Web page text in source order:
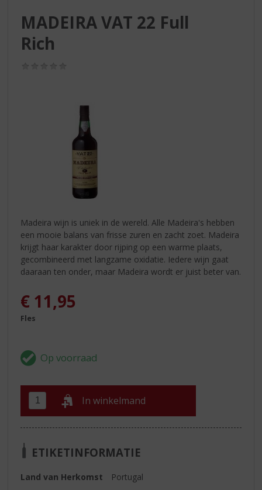
MADEIRA VAT 22 Full
Rich
Madeira wijn is uniek in de wereld. Alle Madeira's hebben
een mooie balans van frisse zuren en zacht zoet. Madeira
krijgt haar karakter door rijping op een warme plaats,
gecombineerd met langzame oxidatie. Iedere wijn gaat
daaraan ten onder, maar Madeira wordt er juist beter van.
€ 11,95
Fles
In winkelmand
ETIKETINFORMATIE
Land van Herkomst
Portugal